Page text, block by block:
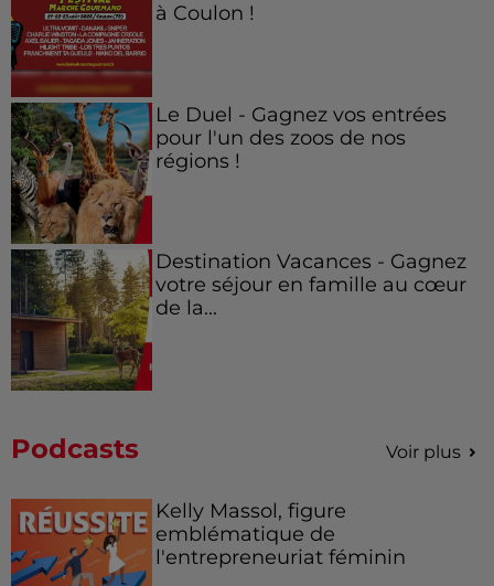
à Coulon !
Le Duel - Gagnez vos entrées
pour l'un des zoos de nos
régions !
Destination Vacances - Gagnez
votre séjour en famille au cœur
de la...
Podcasts Voir plus
Kelly Massol, figure
emblématique de
l'entrepreneuriat féminin